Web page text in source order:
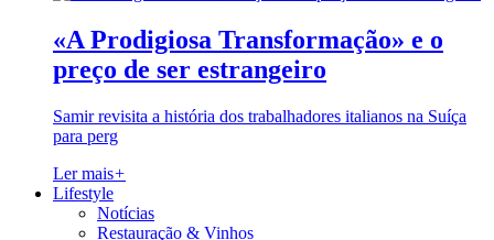
«A Prodigiosa Transformação» e o
preço de ser estrangeiro
Samir revisita a história dos trabalhadores italianos na Suíça
para perg
Ler mais+
Lifestyle
Notícias
Restauração & Vinhos